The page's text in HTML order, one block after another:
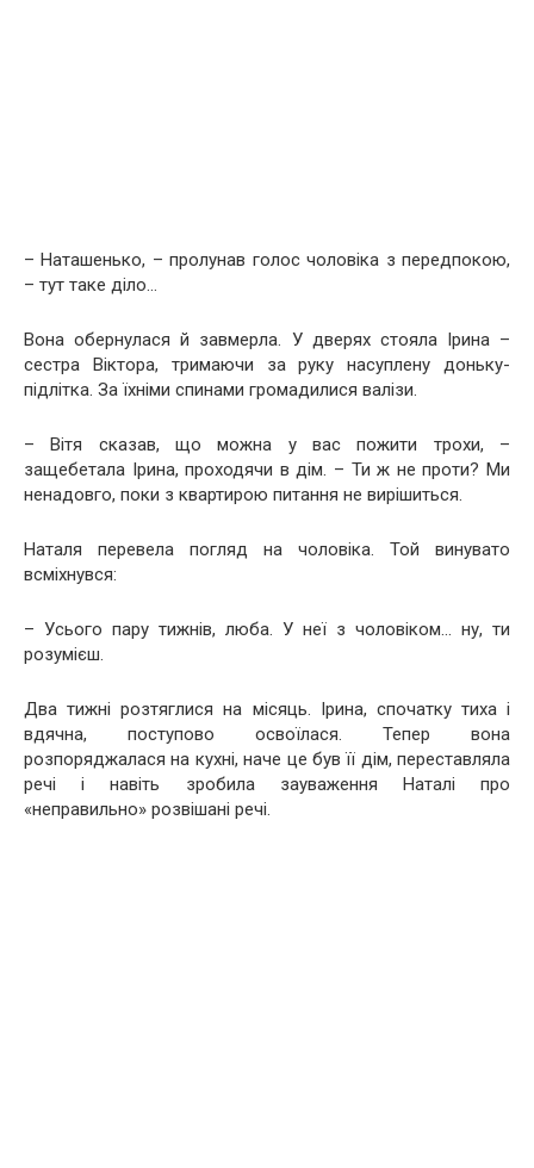
– Наташенько, – пролунав голос чоловіка з передпокою,
– тут таке діло…
Вона обернулася й завмерла. У дверях стояла Ірина –
сестра Віктора, тримаючи за руку насуплену доньку-
підлітка. За їхніми спинами громадилися валізи.
– Вітя сказав, що можна у вас пожити трохи, –
защебетала Ірина, проходячи в дім. – Ти ж не проти? Ми
ненадовго, поки з квартирою питання не вирішиться.
Наталя перевела погляд на чоловіка. Той винувато
всміхнувся:
– Усього пару тижнів, люба. У неї з чоловіком… ну, ти
розумієш.
Два тижні розтяглися на місяць. Ірина, спочатку тиха і
вдячна, поступово освоїлася. Тепер вона
розпоряджалася на кухні, наче це був її дім, переставляла
речі і навіть зробила зауваження Наталі про
«неправильно» розвішані речі.